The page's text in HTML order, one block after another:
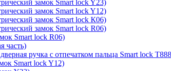
замок Smart lock Y23)
замок Smart lock Y12)
замок Smart lock К06)
замок Smart lock R06)
Smart lock R06)
часть)
ручка с отпечатком пальца Smart lock
Smart lock Y12)